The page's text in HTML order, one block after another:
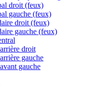
droit (feux)
gauche (feux)
droit (feux)
gauche (feux)
droit
gauche
gauche